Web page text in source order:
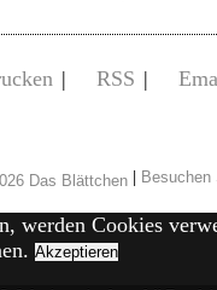
| RSS |
|
werden Cookies
Akzeptieren